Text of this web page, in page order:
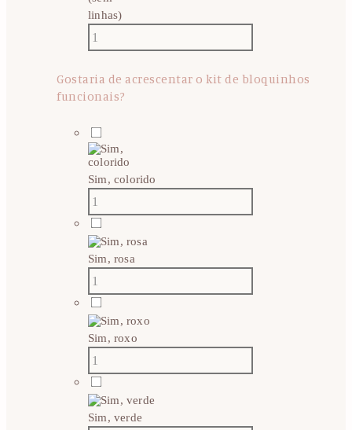
linhas)
Gostaria de acrescentar o kit de bloquinhos
funcionais?
Sim, colorido
Sim, rosa
Sim, roxo
Sim, verde